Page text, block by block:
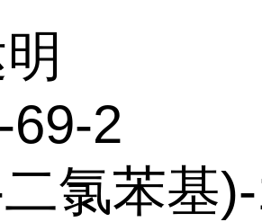
69-2
氯苯基